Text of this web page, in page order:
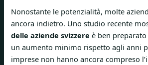
Nonostante le potenzialità, molte
ancora indietro. Uno studio recente
delle aziende svizzere è ben preparato
un aumento minimo rispetto agli anni
imprese non hanno ancora compreso